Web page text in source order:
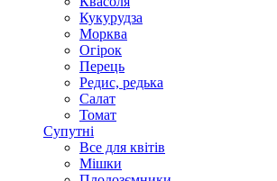
Кукурудза
Морква
Огірок
Перець
Редис, редька
Салат
Томат
Супутні
Все для квітів
Мішки